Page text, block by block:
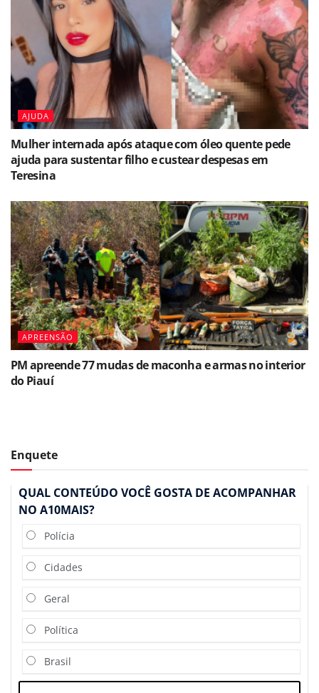
AJUDA
Mulher internada após ataque com óleo quente pede
ajuda para sustentar filho e custear despesas em
Teresina
APREENSÃO
PM apreende 77 mudas de maconha e armas no interior
do Piauí
Enquete
QUAL CONTEÚDO VOCÊ GOSTA DE ACOMPANHAR
NO A10MAIS?
Polícia
Cidades
Geral
Política
Brasil